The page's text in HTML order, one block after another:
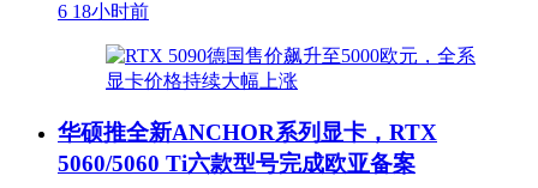
6 18小时前
华硕推全新ANCHOR系列显卡，RTX
5060/5060 Ti六款型号完成欧亚备案